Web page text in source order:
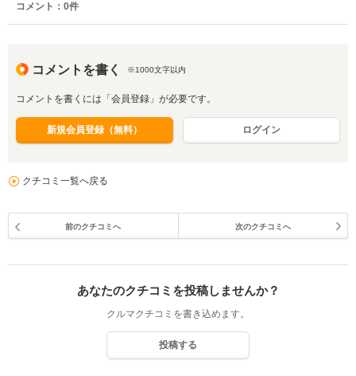
コメント： 0件
コメントを書く ※1000文字以内
コメントを書くには「会員登録」が必要です。
新規会員登録（無料） ログイン
クチコミ一覧へ戻る
前のクチコミへ 次のクチコミへ
あなたのクチコミを投稿しませんか？
クルマクチコミを書き込めます。
投稿する